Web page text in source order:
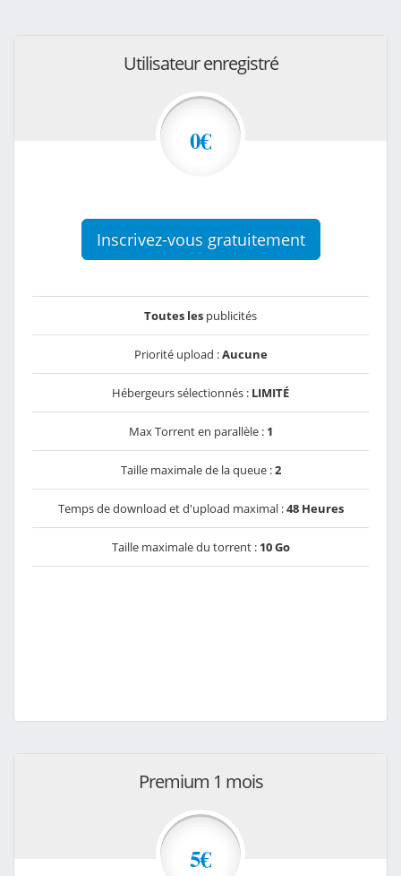
Utilisateur enregistré
0€
Inscrivez-vous gratuitement
Toutes les publicités
Priorité upload :Aucune
Hébergeurs sélectionnés : LIMITÉ
Max Torrent en parallèle : 1
Taille maximale de la queue :2
Temps de download et d'upload maximal :48 Heures
Taille maximale du torrent : 10 Go
Premium 1 mois
5€